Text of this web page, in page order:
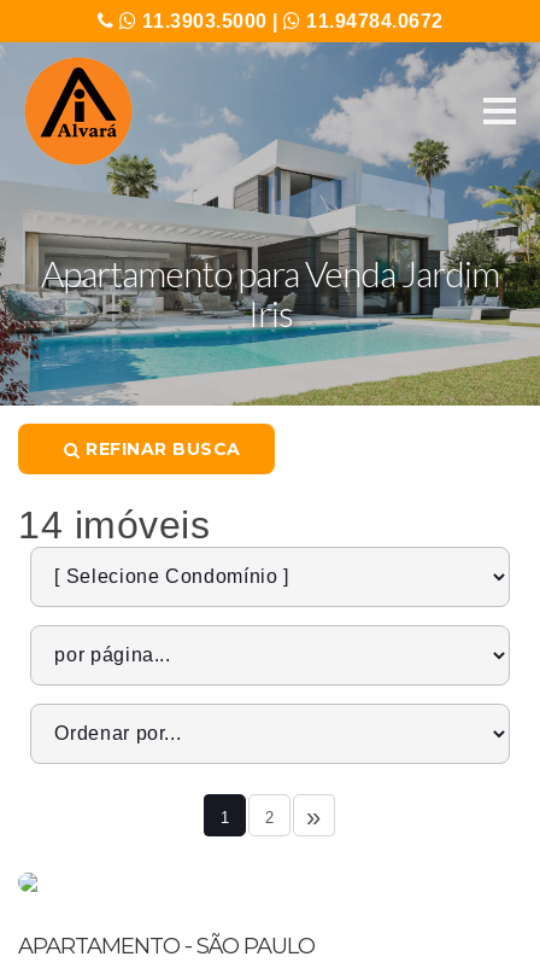
11.3903.5000 11.94784.0672
Apartamento para Venda Jardim
Iris
REFINAR BUSCA
14 imóveis
1 2 »
APARTAMENTO - SÃO PAULO